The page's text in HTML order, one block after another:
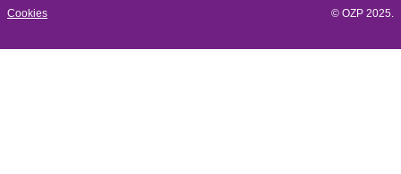
Cookies © OZP 2025.